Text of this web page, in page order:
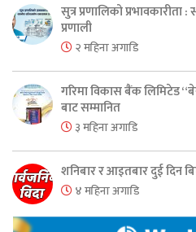
सुत्र प्रणालिको प्रभावकारीता
प्रणाली
२ महिना अगाडि
गरिमा विकास बैंक लिमिटेड
बाट सम्मानित
३ महिना अगाडि
शनिबार र आइतबार दुई दिन
४ महिना अगाडि